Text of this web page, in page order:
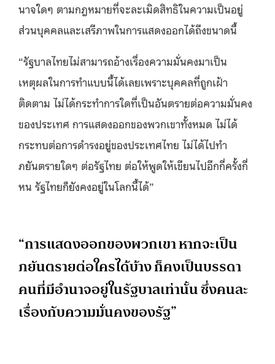
นาจใดๆ ตามกฎหมายที่จะละเมิดสิทธิในความเป็นอยู่
ส่วนบุคคลและเสรีภาพในการแสดงออกได้ถึงขนาดนี้
“รัฐบาลไทยไม่สามารถอ้างเรื่องความมั่นคงมาเป็น
เหตุผลในการทำแบบนี้ได้เลยเพราะบุคคลที่ถูกเฝ้า
ติดตาม ไม่ได้กระทำการใดที่เป็นอันตรายต่อความมั่นคง
ของประเทศ การแสดงออกของพวกเขาทั้งหมด ไม่ได้
กระทบต่อการดำรงอยู่ของประเทศไทย ไม่ได้ไปทำ
ภยันตรายใดๆ ต่อรัฐไทย ต่อให้พูดให้เขียนไปอีกกี่ครั้งกี่
หน รัฐไทยก็ยังคงอยู่ในโลกนี้ได้”
“การแสดงออกของพวกเขา หากจะเป็น
ภยันตรายต่อใครได้บ้าง ก็คงเป็นบรรดา
คนที่มีอำนาจอยู่ในรัฐบาลเท่านั้น ซึ่งคนละ
เรื่องกับความมั่นคงของรัฐ”